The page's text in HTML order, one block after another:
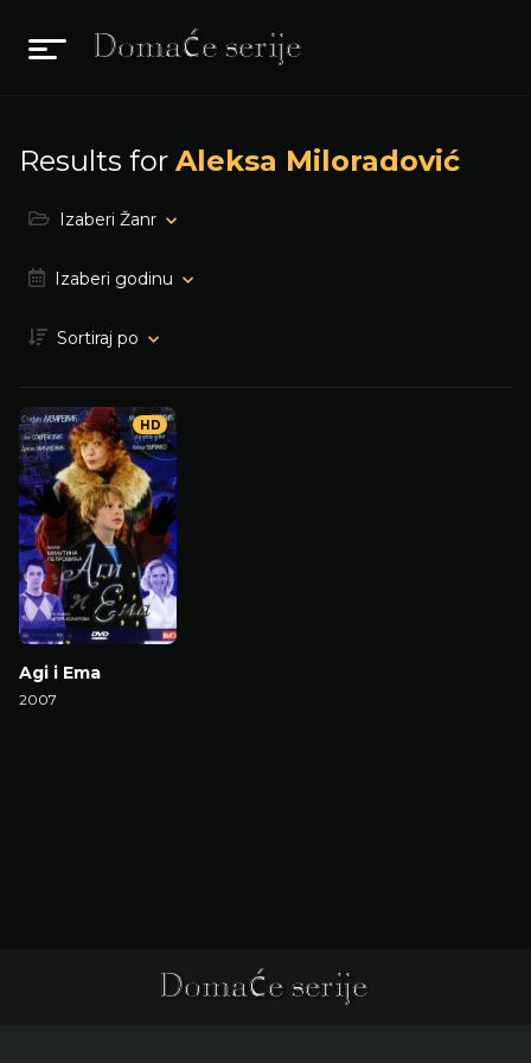
Results for Aleksa Miloradović
Izaberi Žanr
Izaberi godinu
Sortiraj po
Agi i Ema
2007
HD